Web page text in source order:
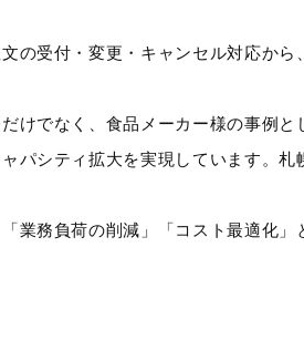
の受付・変更・キャンセル対応か
けでなく、食品メーカー様の事例
パシティ拡大を実現しています。
業務負荷の削減」「コスト最適化